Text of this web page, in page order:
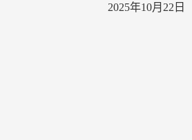
2025年10月 22 日